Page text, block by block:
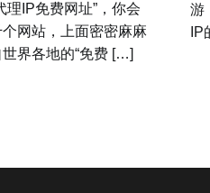
理IP免费网址”，你会
网站，上面密密麻麻
界各地的“免费 […]
游